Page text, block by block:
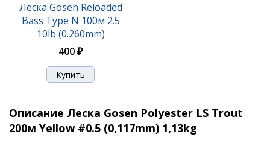
Леска Gosen Reloaded
Bass Type N 100м 2.5
10lb (0.260mm)
400 ₽
Описание Леска Gosen Polyester LS Trout
200м Yellow #0.5 (0,117mm) 1,13kg